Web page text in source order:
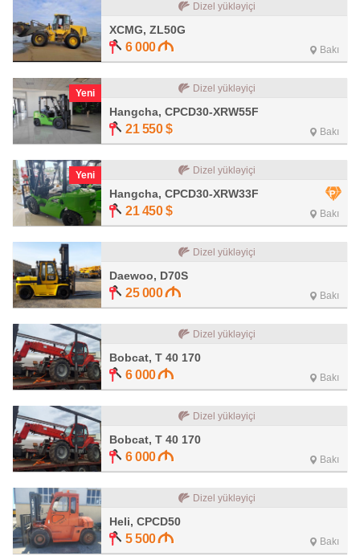
Dizel yükləyiçi
XCMG, ZL50G
6 000 Bakı
Yeni Dizel yükləyiçi
Hangcha, CPCD30-XRW55F
21 550 $ Bakı
Yeni Dizel yükləyiçi
Hangcha, CPCD30-XRW33F
21 450 $ Bakı
Dizel yükləyiçi
Daewoo, D70S
25 000 Bakı
Dizel yükləyiçi
Bobcat, T 40 170
6 000 Bakı
Dizel yükləyiçi
Bobcat, T 40 170
6 000 Bakı
Dizel yükləyiçi
Heli, CPCD50
5 500 Bakı